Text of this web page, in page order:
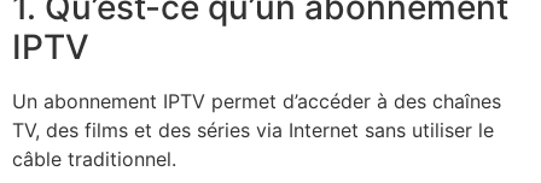
IPTV
Un abonnement IPTV permet d’accéder à des chaînes
TV, des films et des séries via Internet sans utiliser le
câble traditionnel.